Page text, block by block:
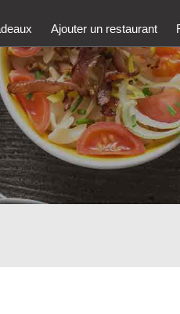
Ajouter un restaurant